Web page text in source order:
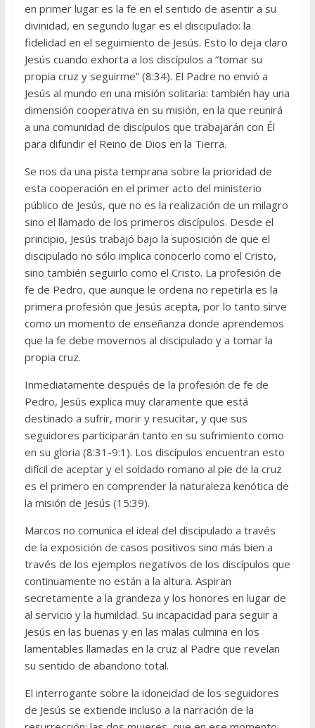
en primer lugar es la fe en el sentido de asentir a su
divinidad, en segundo lugar es el discipulado: la
fidelidad en el seguimiento de Jesús. Esto lo deja claro
Jesús cuando exhorta a los discípulos a “tomar su
propia cruz y seguirme” (8:34). El Padre no envió a
Jesús al mundo en una misión solitaria: también hay una
dimensión cooperativa en su misión, en la que reunirá
a una comunidad de discípulos que trabajarán con Él
para difundir el Reino de Dios en la Tierra.
Se nos da una pista temprana sobre la prioridad de
esta cooperación en el primer acto del ministerio
público de Jesús, que no es la realización de un milagro
sino el llamado de los primeros discípulos. Desde el
principio, Jesús trabajó bajo la suposición de que el
discipulado no sólo implica conocerlo como el Cristo,
sino también seguirlo como el Cristo. La profesión de
fe de Pedro, que aunque le ordena no repetirla es la
primera profesión que Jesús acepta, por lo tanto sirve
como un momento de enseñanza donde aprendemos
que la fe debe movernos al discipulado y a tomar la
propia cruz.
Inmediatamente después de la profesión de fe de
Pedro, Jesús explica muy claramente que está
destinado a sufrir, morir y resucitar, y que sus
seguidores participarán tanto en su sufrimiento como
en su gloria (8:31-9:1). Los discípulos encuentran esto
difícil de aceptar y el soldado romano al pie de la cruz
es el primero en comprender la naturaleza kenótica de
la misión de Jesús (15:39).
Marcos no comunica el ideal del discipulado a través
de la exposición de casos positivos sino más bien a
través de los ejemplos negativos de los discípulos que
continuamente no están a la altura. Aspiran
secretamente a la grandeza y los honores en lugar de
al servicio y la humildad. Su incapacidad para seguir a
Jesús en las buenas y en las malas culmina en los
lamentables llamadas en la cruz al Padre que revelan
su sentido de abandono total.
El interrogante sobre la idoneidad de los seguidores
de Jesús se extiende incluso a la narración de la